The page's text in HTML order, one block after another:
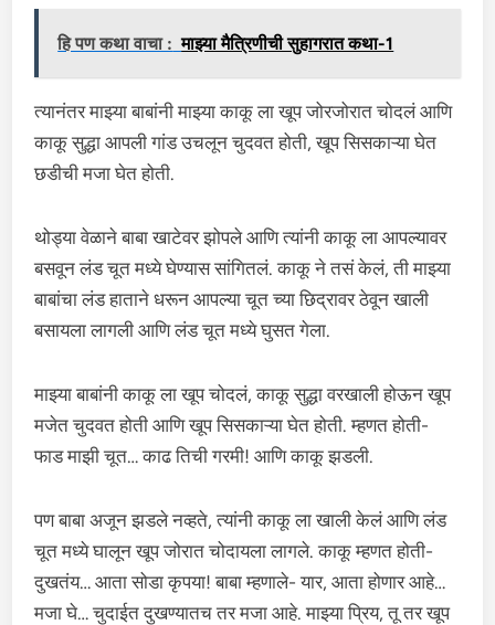
हि पण कथा वाचा : माझ्या मैत्रिणीची सुहागरात कथा-1
त्यानंतर माझ्या बाबांनी माझ्या काकू ला खूप जोरजोरात चोदलं आणि
काकू सुद्धा आपली गांड उचलून चुदवत होती, खूप सिसकाऱ्या घेत
छडीची मजा घेत होती.
थोड्या वेळाने बाबा खाटेवर झोपले आणि त्यांनी काकू ला आपल्यावर
बसवून लंड चूत मध्ये घेण्यास सांगितलं. काकू ने तसं केलं, ती माझ्या
बाबांचा लंड हाताने धरून आपल्या चूत च्या छिद्रावर ठेवून खाली
बसायला लागली आणि लंड चूत मध्ये घुसत गेला.
माझ्या बाबांनी काकू ला खूप चोदलं, काकू सुद्धा वरखाली होऊन खूप
मजेत चुदवत होती आणि खूप सिसकाऱ्या घेत होती. म्हणत होती-
फाड माझी चूत… काढ तिची गरमी! आणि काकू झडली.
पण बाबा अजून झडले नव्हते, त्यांनी काकू ला खाली केलं आणि लंड
चूत मध्ये घालून खूप जोरात चोदायला लागले. काकू म्हणत होती-
दुखतंय… आता सोडा कृपया! बाबा म्हणाले- यार, आता होणार आहे…
मजा घे… चुदाईत दुखण्यातच तर मजा आहे. माझ्या प्रिय, तू तर खूप